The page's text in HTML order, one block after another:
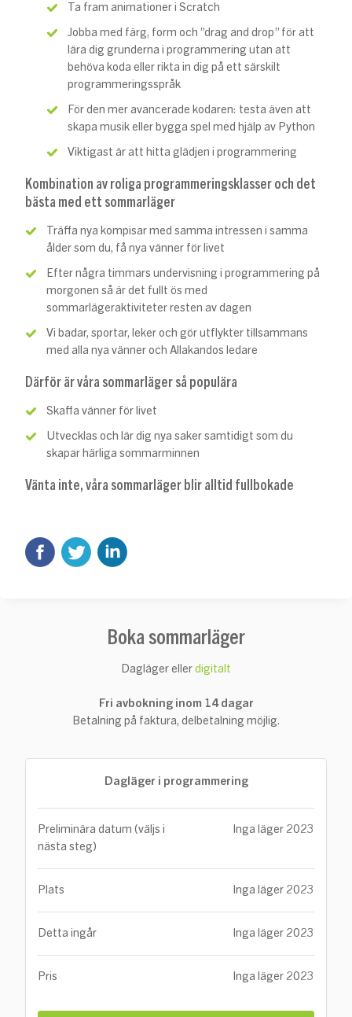
Ta fram animationer i Scratch
Jobba med färg, form och ”drag and drop” för att
lära dig grunderna i programmering utan att
behöva koda eller rikta in dig på ett särskilt
programmeringsspråk
För den mer avancerade kodaren: testa även att
skapa musik eller bygga spel med hjälp av Python
Viktigast är att hitta glädjen i programmering
Kombination av roliga programmeringsklasser och det
bästa med ett sommarläger
Träffa nya kompisar med samma intressen i samma
ålder som du, få nya vänner för livet
Efter några timmars undervisning i programmering på
morgonen så är det fullt ös med
sommarlägeraktiviteter resten av dagen
Vi badar, sportar, leker och gör utflykter tillsammans
med alla nya vänner och Allakandos ledare
Därför är våra sommarläger så populära
Skaffa vänner för livet
Utvecklas och lär dig nya saker samtidigt som du
skapar härliga sommarminnen
Vänta inte, våra sommarläger blir alltid fullbokade
Boka sommarläger
Dagläger eller digitalt
Fri avbokning inom 14 dagar
Betalning på faktura, delbetalning möjlig.
Dagläger i programmering
Preliminära datum (väljs i
nästa steg)
Inga läger 2023
Plats Inga läger 2023
Detta ingår Inga läger 2023
Pris Inga läger 2023